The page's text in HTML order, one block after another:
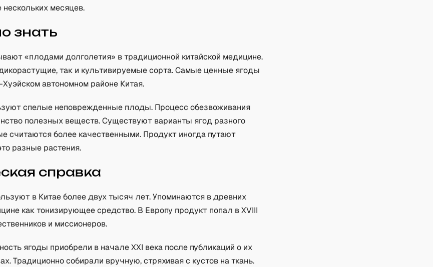
нескольких месяцев.
знать
«плодами долголетия» в традиционной китайской медицине.
так и культивируемые сорта. Самые ценные ягоды
автономном районе Китая.
спелые неповрежденные плоды. Процесс обезвоживания
полезных веществ. Существуют варианты ягод разного
считаются более качественными. Продукт иногда путают
разные растения.
справка
в Китае более двух тысяч лет. Упоминаются в древних
как тонизирующее средство. В Европу продукт попал в XVIII
и миссионеров.
ягоды приобрели в начале XXI века после публикаций о их
Традиционно собирали вручную, стряхивая с кустов на ткань.